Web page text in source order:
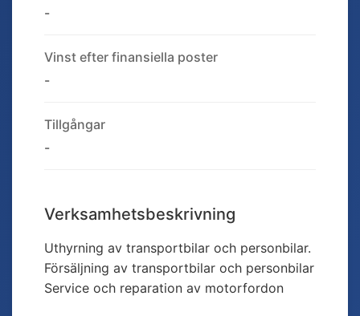
-
Vinst efter finansiella poster
-
Tillgångar
-
Verksamhetsbeskrivning
Uthyrning av transportbilar och personbilar.
Försäljning av transportbilar och personbilar
Service och reparation av motorfordon